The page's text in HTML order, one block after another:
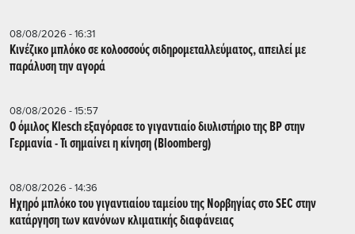
08/08/2026 - 16:31
Κινέζικο μπλόκο σε κολοσσούς σιδηρομεταλλεύματος, απειλεί με
παράλυση την αγορά
08/08/2026 - 15:57
Ο όμιλος Klesch εξαγόρασε το γιγαντιαίο διυλιστήριο της BP στην
Γερμανία - Τι σημαίνει η κίνηση (Βloomberg)
08/08/2026 - 14:36
Ηχηρό μπλόκο του γιγαντιαίου ταμείου της Νορβηγίας στο SEC στην
κατάργηση των κανόνων κλιματικής διαφάνειας